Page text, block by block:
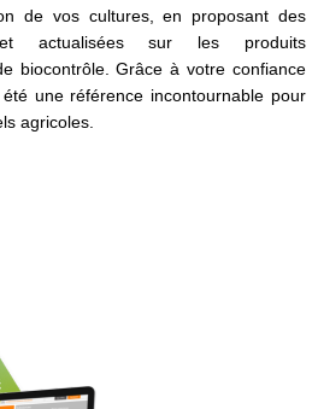
de vos cultures, en proposant des
et actualisées sur les produits
biocontrôle. Grâce à votre confiance
une référence incontournable pour
agricoles.